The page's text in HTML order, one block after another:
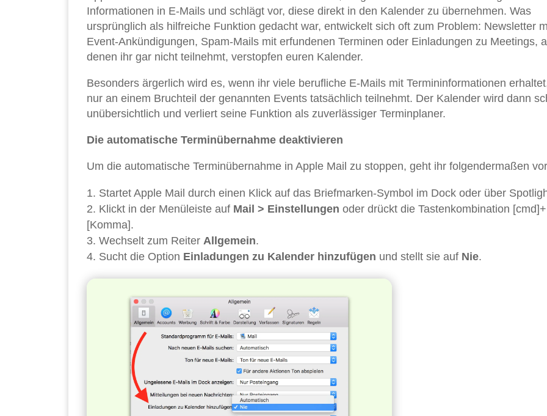
Informationen in E-Mails und schlägt vor, diese direkt in den Kalender zu übernehmen. Was
ursprünglich als hilfreiche Funktion gedacht war, entwickelt sich oft zum Problem: Newsletter
Event-Ankündigungen, Spam-Mails mit erfundenen Terminen oder Einladungen zu Meetings,
denen ihr gar nicht teilnehmt, verstopfen euren Kalender.
Besonders ärgerlich wird es, wenn ihr viele berufliche E-Mails mit Termininformationen
nur an einem Bruchteil der genannten Events tatsächlich teilnehmt. Der Kalender wird dann
unübersichtlich und verliert seine Funktion als zuverlässiger Terminplaner.
Die automatische Terminübernahme deaktivieren
Um die automatische Terminübernahme in Apple Mail zu stoppen, geht ihr folgendermaßen
Startet Apple Mail durch einen Klick auf das Briefmarken-Symbol im Dock oder über
Klickt in der Menüleiste auf Mail > Einstellungen oder drückt die Tastenkombination [cmd]+
[Komma].
Wechselt zum Reiter Allgemein.
Sucht die Option Einladungen zu Kalender hinzufügen und stellt sie auf Nie.